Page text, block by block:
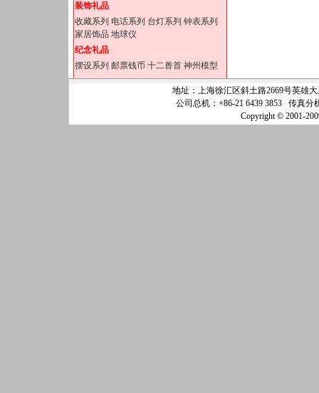
装饰礼品
收藏系列 电话系列 台灯系列 钟表系列
家居饰品 地球仪
纪念礼品
摆设系列 邮票钱币 十二兽首 神州模型
地址：上海徐汇区斜土路2669号英雄
公司总机：+86-21 6439 3853 传真分
Copyright © 2001-